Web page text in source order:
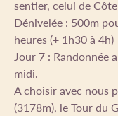
sentier, celui de
Dénivelée : 500m
heures (+ 1h30 à 4h)
Jour 7 : Randonnée
midi.
A choisir avec nous
(3178m), le Tour du